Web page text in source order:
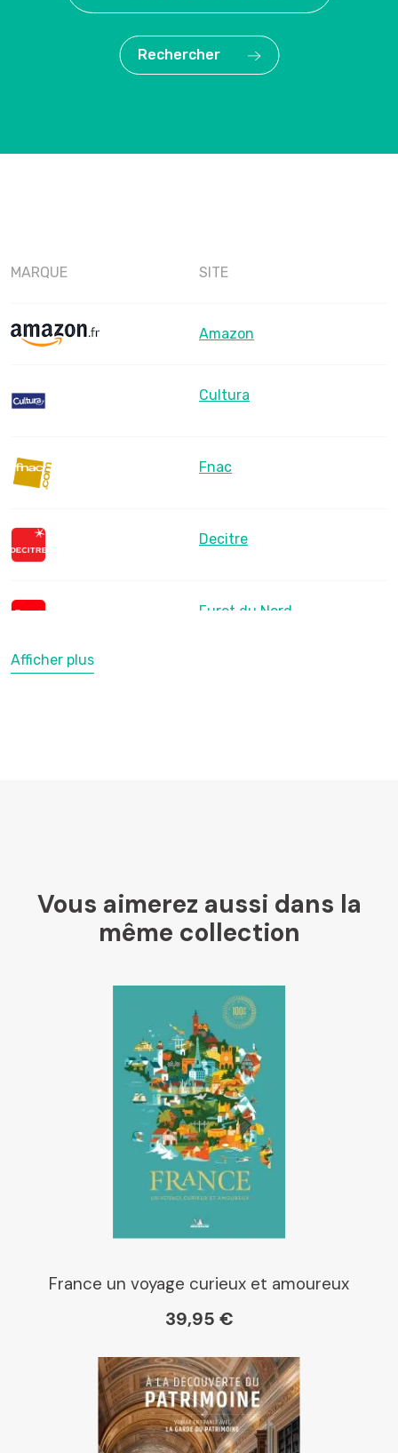
Rechercher
MARQUE SITE
Amazon
Cultura
Fnac
Decitre
Furet du Nord
Mollat
Chapitre
Dialogue
Librairie La Procure
Gibert
Kleber
Afficher plus
Vous aimerez aussi dans la
même collection
France un voyage curieux et amoureux
39,95 €